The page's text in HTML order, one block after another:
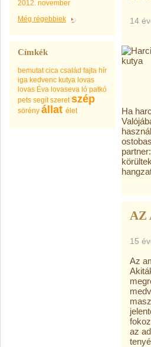
2012. november
Még régebbiek
Címkék
bemutat cica család fajta hír
iga kedvenc kutya lovas
lovas Éva lovaseva ló patkó
pets segít szeret szép
sörény állat élet
14
Ha
AZ
15
Az
az